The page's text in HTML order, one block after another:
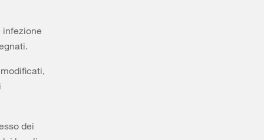
infezione
dei